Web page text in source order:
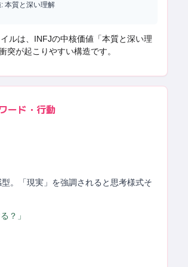
本質と深い理解
ルは、 INFJの中核価値「本質と深い理
突が起こりやすい構造です。
ード・行動
。「現実」を強調されると思考様式そ
？」